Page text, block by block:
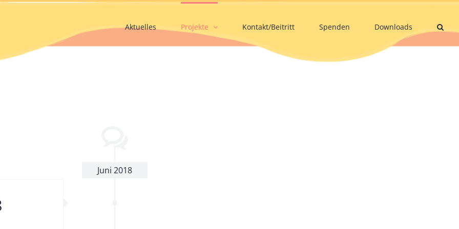
Aktuelles Projekte Kontakt/Beitritt Spenden Downloads
Juni 2018